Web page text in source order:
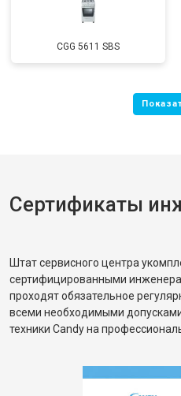
CGG 5611 SBS
Сертификаты
Штат сервисного центра
сертифицированными
проходят обязательное
всеми необходимыми
техники Candy на